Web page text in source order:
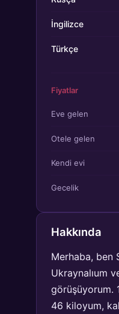
İngilizce
Türkçe
Fiyatlar
Eve gelen
Otele gelen
Kendi evi
Gecelik
Hakkında
Merhaba, ben
Ukraynalıum
görüşüyorum.
46 kiloyum,